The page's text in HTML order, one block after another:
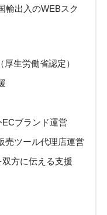
輸出入のWEBスク
生労働省認定）
ブランド運営
売ツール代理店運営
方に伝える支援